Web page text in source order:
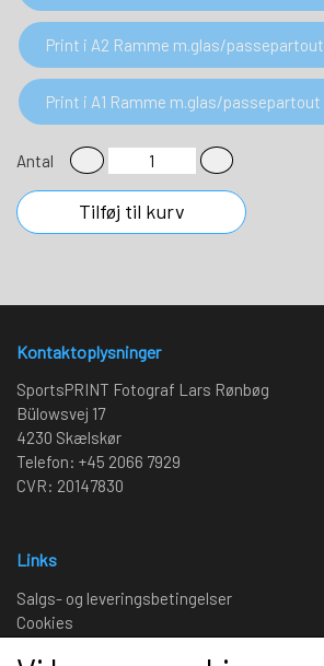
Print i A2 Ramme m.glas/passepartout
Print i A1 Ramme m.glas/passepartout
Antal
Tilføj til kurv
Kontaktoplysninger
SportsPRINT Fotograf Lars Rønbøg
Bülowsvej 17
4230 Skælskør
Telefon: +45 2066 7929
CVR: 20147830
Links
Salgs- og leveringsbetingelser
Cookies